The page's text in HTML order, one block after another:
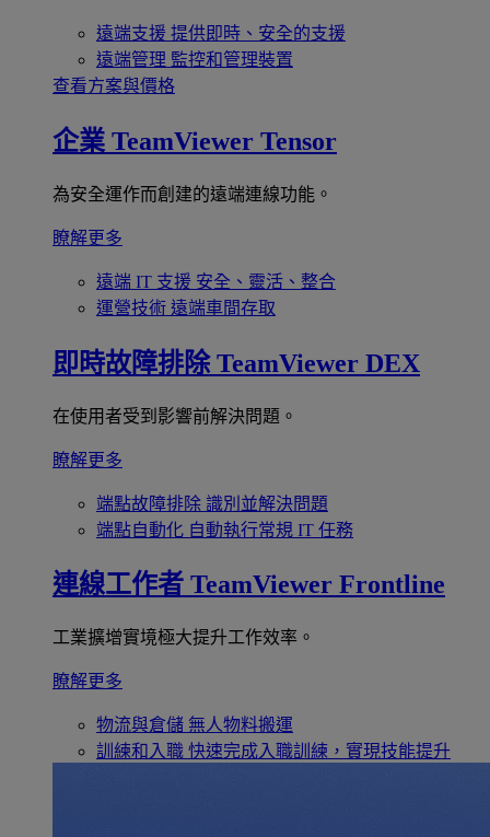
遠端支援 提供即時、安全的支援
遠端管理 監控和管理裝置
查看方案與價格
企業 TeamViewer Tensor
為安全運作而創建的遠端連線功能。
瞭解更多
遠端 IT 支援 安全、靈活、整合
運營技術 遠端車間存取
即時故障排除 TeamViewer DEX
在使用者受到影響前解決問題。
瞭解更多
端點故障排除 識別並解決問題
端點自動化 自動執行常規 IT 任務
連線工作者 TeamViewer Frontline
工業擴增實境極大提升工作效率。
瞭解更多
物流與倉儲 無人物料搬運
訓練和入職 快速完成入職訓練，實現技能提升